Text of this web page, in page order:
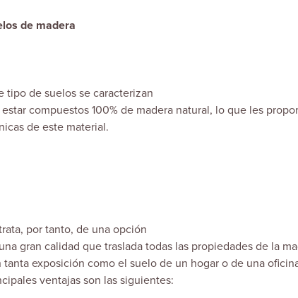
de madera
tipo de suelos se caracterizan
compuestos 100% de madera natural, lo que les
de este material.
por tanto, de una opción
gran calidad que traslada todas las propiedades de la
tanta exposición como el suelo de un hogar o de una
ventajas son las siguientes: